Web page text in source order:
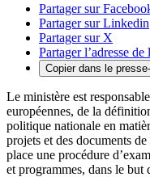
Partager sur
Partager sur Linkedin
Partager sur X
Partager l’adresse
Copier dans le
Le ministère est
européennes, de la
politique nationale en
projets et des documents
place une procédure
et programmes, dans le but